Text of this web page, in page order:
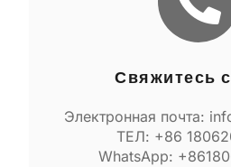
Свяжитесь
Электронная почта:
ТЕЛ: +86
WhatsApp: